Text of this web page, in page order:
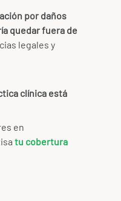
por daños
quedar fuera de
legales y
clínica está
en
tu cobertura